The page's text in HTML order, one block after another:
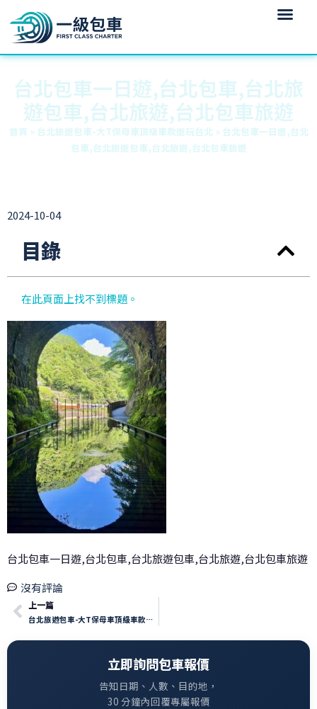
台北包車一日遊,台北包車,台北旅
遊包車,台北旅遊,台北包車旅遊
首頁 » 台北旅遊包車-大T保母車頂級車款遊玩台北 » 台北包車一日遊,台北
包車,台北旅遊包車,台北旅遊,台北包車旅遊
2024-10-04
目錄
在此頁面上找不到標題。
台北包車一日遊,台北包車,台北旅遊包車,台北旅遊,台北包車旅遊
沒有評論
上一篇
台北旅遊包車-大T保母車頂級車款遊玩台北
立即詢問包車報價
告知日期、人數、目的地，
30 分鐘內回覆專屬報價